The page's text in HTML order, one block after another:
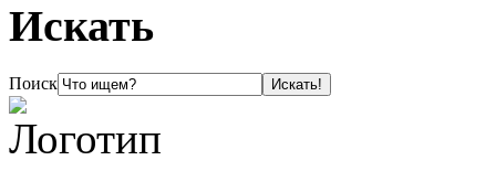
Искать
Поиск